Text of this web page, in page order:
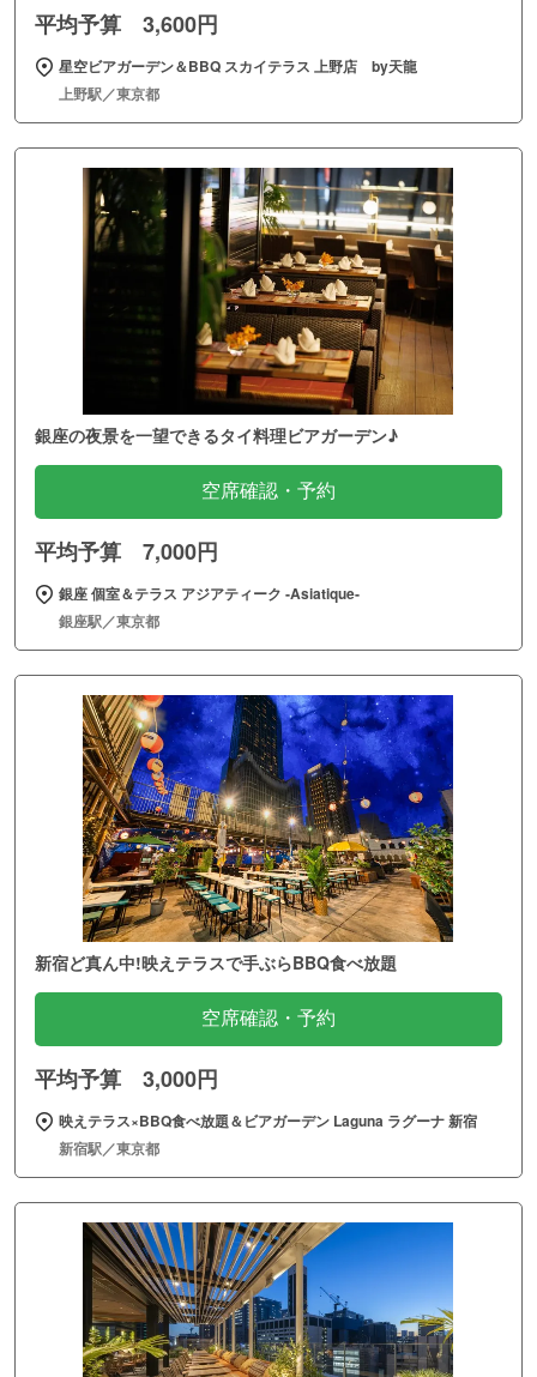
平均予算 3,600円
星空ビアガーデン＆BBQ スカイテラス 上野店 by天龍
上野駅／東京都
銀座の夜景を一望できるタイ料理ビアガーデン♪
空席確認・予約
平均予算 7,000円
銀座 個室＆テラス アジアティーク ‐Asiatique‐
銀座駅／東京都
新宿ど真ん中!映えテラスで手ぶらBBQ食べ放題
空席確認・予約
平均予算 3,000円
映えテラス×BBQ食べ放題＆ビアガーデン Laguna ラグーナ 新宿
新宿駅／東京都